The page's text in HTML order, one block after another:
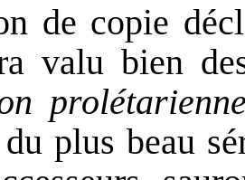
de copie
valu bien
plus beau